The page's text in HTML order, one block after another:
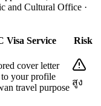
and Cultural Office ·
Visa Service Risk
cover letter
to your profile
travel purpose
สูง